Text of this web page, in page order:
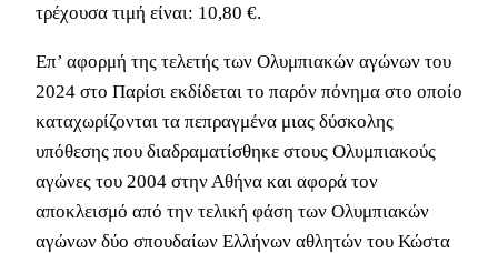
τρέχουσα τιμή είναι: 10,80 €.
Επ’ αφορμή της τελετής των Ολυμπιακών αγώνων του
2024 στο Παρίσι εκδίδεται το παρόν πόνημα στο οποίο
καταχωρίζονται τα πεπραγμένα μιας δύσκολης
υπόθεσης που διαδραματίσθηκε στους Ολυμπιακούς
αγώνες του 2004 στην Αθήνα και αφορά τον
αποκλεισμό από την τελική φάση των Ολυμπιακών
αγώνων δύο σπουδαίων Ελλήνων αθλητών του Κώστα